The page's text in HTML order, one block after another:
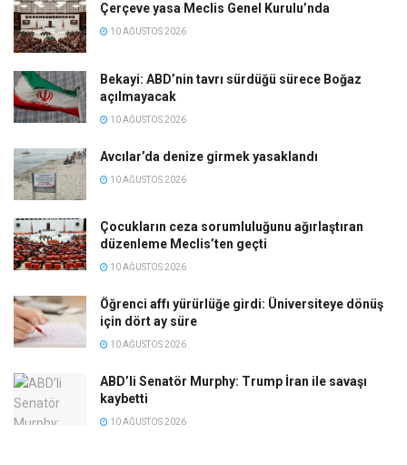
Çerçeve yasa Meclis Genel Kurulu’nda
10 AĞUSTOS 2026
Bekayi: ABD’nin tavrı sürdüğü sürece Boğaz
açılmayacak
10 AĞUSTOS 2026
Avcılar’da denize girmek yasaklandı
10 AĞUSTOS 2026
Çocukların ceza sorumluluğunu ağırlaştıran
düzenleme Meclis’ten geçti
10 AĞUSTOS 2026
Öğrenci affı yürürlüğe girdi: Üniversiteye dönüş
için dört ay süre
10 AĞUSTOS 2026
ABD’li Senatör Murphy: Trump İran ile savaşı
kaybetti
10 AĞUSTOS 2026